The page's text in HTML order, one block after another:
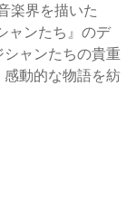
楽界を描いた
ャンたち』のデ
ャンたちの貴重
動的な物語を紡